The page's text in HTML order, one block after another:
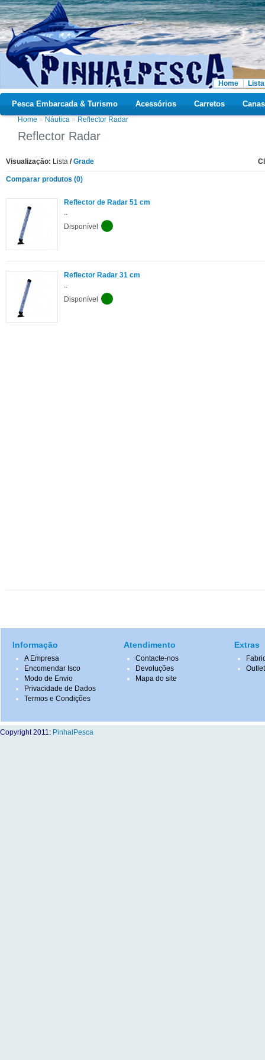
Home
Pesca Embarcada & Turismo Acessórios Carretos Canas
Home » Náutica » Reflector Radar
Reflector Radar
Visualização: Lista / Grade
Comparar produtos (0)
Reflector de Radar 51 cm
..
Disponível
Reflector Radar 31 cm
..
Disponível
Informação
A Empresa
Encomendar Isco
Modo de Envio
Privacidade de Dados
Termos e Condições
Atendimento
Contacte-nos
Devoluções
Mapa do site
Extras
Outlet
Copyright 2011: PinhalPesca